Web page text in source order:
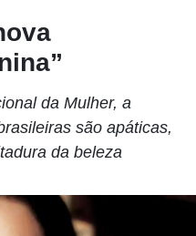
da Mulher, a
são apáticas,
da beleza